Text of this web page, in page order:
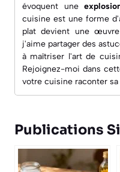
évoquent une
cuisine est une forme
plat devient une
j'aime partager des
à maîtriser l'art de
Rejoignez-moi dans
votre cuisine raconter
Publications